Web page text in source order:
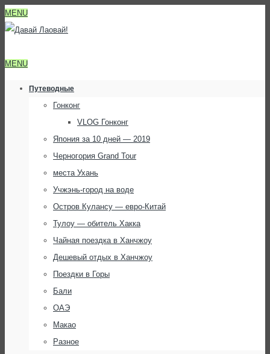
MENU
MENU
Путеводные
Гонконг
VLOG Гонконг
Япония за 10 дней — 2019
Черногория Grand Tour
места Ухань
Учжэнь-город на воде
Остров Кулансу — евро-Китай
Тулоу — обитель Хакка
Чайная поездка в Ханчжоу
Дешевый отдых в Ханчжоу
Поездки в Горы
Бали
ОАЭ
Макао
Разное